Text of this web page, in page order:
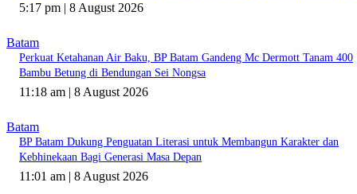
5:17 pm | 8 August 2026
Batam
Perkuat Ketahanan Air Baku, BP Batam Gandeng Mc Dermott Tanam 400
Bambu Betung di Bendungan Sei Nongsa
11:18 am | 8 August 2026
Batam
BP Batam Dukung Penguatan Literasi untuk Membangun Karakter dan
Kebhinekaan Bagi Generasi Masa Depan
11:01 am | 8 August 2026